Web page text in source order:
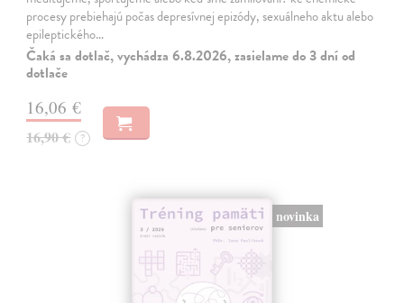
procesy prebiehajú počas depresívnej epizódy, sexuálneho aktu alebo
epileptického…
Čaká sa dotlač, vychádza 6.8.2026, zasielame do 3 dní od
dotlače
16,06 €
16,90 € ?
novinka